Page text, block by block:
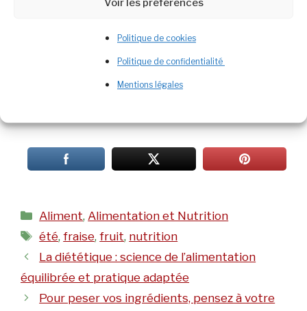
Voir les préférences
Politique de cookies
Politique de confidentialité
Mentions légales
Catégories
Aliment,Alimentation et Nutrition
Étiquettes
été,fraise,fruit, nutrition
La diététique : science de l’alimentation
équilibrée et pratique adaptée
Pour peser vos ingrédients, pensez à votre